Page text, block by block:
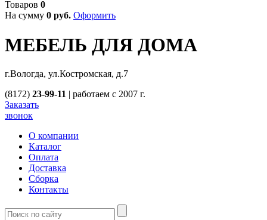
Товаров 0
На сумму 0 руб. Оформить
МЕБЕЛЬ ДЛЯ ДОМА
г.Вологда, ул.Костромская, д.7
(8172) 23-99-11 | работаем с 2007 г.
Заказать
звонок
О компании
Каталог
Оплата
Доставка
Сборка
Контакты